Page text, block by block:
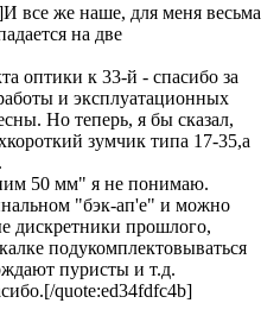
все же наше, для меня весьма
на две
оптики к 33-й - спасибо за
и эксплуатационных
Но теперь, я бы сказал,
зумчик типа 17-35,а
50 мм" я не понимаю.
"бэк-ап'е" и можно
дискретники прошлого,
подукомплектовываться
пуристы и т.д.
quote:ed34fdfc4b]